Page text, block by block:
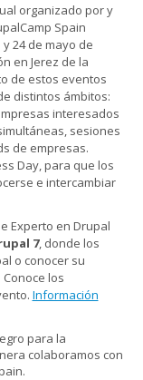
organizado por y
Spain
24 de mayo de
en Jerez de la
de estos eventos
distintos ámbitos:
interesados
sesiones
de empresas.
Day, para que los
e intercambiar
Experto en Drupal
7, donde los
o conocer su
los
Información
para la
colaboramos con